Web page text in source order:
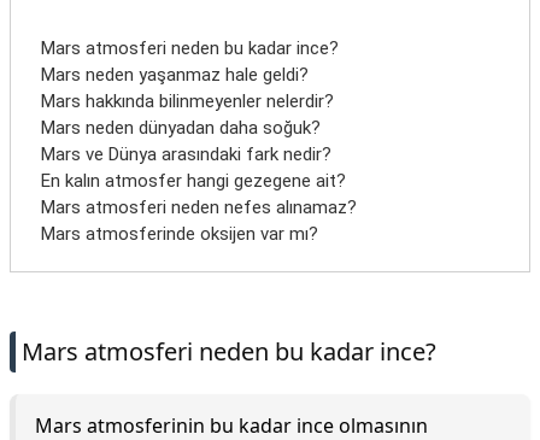
Mars atmosferi neden bu kadar ince?
Mars neden yaşanmaz hale geldi?
Mars hakkında bilinmeyenler nelerdir?
Mars neden dünyadan daha soğuk?
Mars ve Dünya arasındaki fark nedir?
En kalın atmosfer hangi gezegene ait?
Mars atmosferi neden nefes alınamaz?
Mars atmosferinde oksijen var mı?
Mars atmosferi neden bu kadar ince?
Mars atmosferinin bu kadar ince olmasının